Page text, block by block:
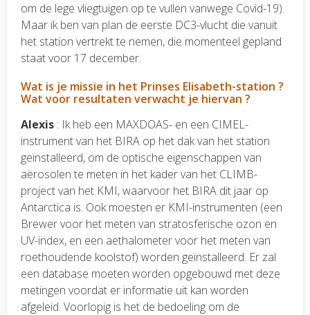
om de lege vliegtuigen op te vullen vanwege Covid-19).
Maar ik ben van plan de eerste DC3-vlucht die vanuit
het station vertrekt te nemen, die momenteel gepland
staat voor 17 december.
Wat is je missie in het Prinses Elisabeth-station ?
Wat voor resultaten verwacht je hiervan ?
Alexis : Ik heb een MAXDOAS- en een CIMEL-
instrument van het BIRA op het dak van het station
geïnstalleerd, om de optische eigenschappen van
aërosolen te meten in het kader van het CLIMB-
project van het KMI, waarvoor het BIRA dit jaar op
Antarctica is. Ook moesten er KMI-instrumenten (een
Brewer voor het meten van stratosferische ozon en
UV-index, en een aethalometer voor het meten van
roethoudende koolstof) worden geïnstalleerd. Er zal
een database moeten worden opgebouwd met deze
metingen voordat er informatie uit kan worden
afgeleid. Voorlopig is het de bedoeling om de